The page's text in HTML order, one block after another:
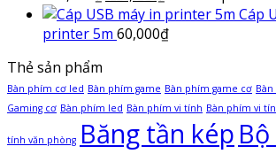
Cáp
printer 5m 60,000₫
Thẻ sản phẩm
Bàn phím cơ led Bàn phím game Bàn phím game cơ
Gaming cơ Bàn phím led Bàn phím vi tính Bàn phím vi
tính văn phòng Băng tần kép